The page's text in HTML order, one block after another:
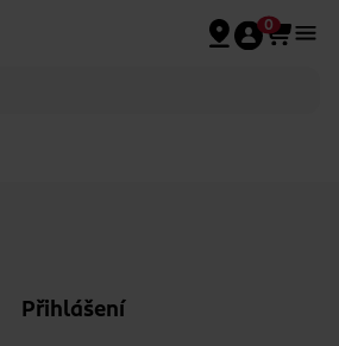
0
Přihlášení